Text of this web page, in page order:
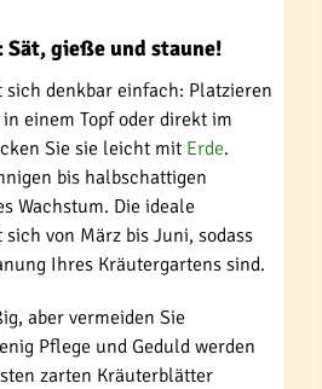
Sät, gieße und staune!
sich denkbar einfach: Platzieren
einem Topf oder direkt im
Sie sie leicht mit Erde.
bis halbschattigen
Wachstum. Die ideale
von März bis Juni, sodass
Ihres Kräutergartens sind.
aber vermeiden Sie
Pflege und Geduld werden
zarten Kräuterblätter